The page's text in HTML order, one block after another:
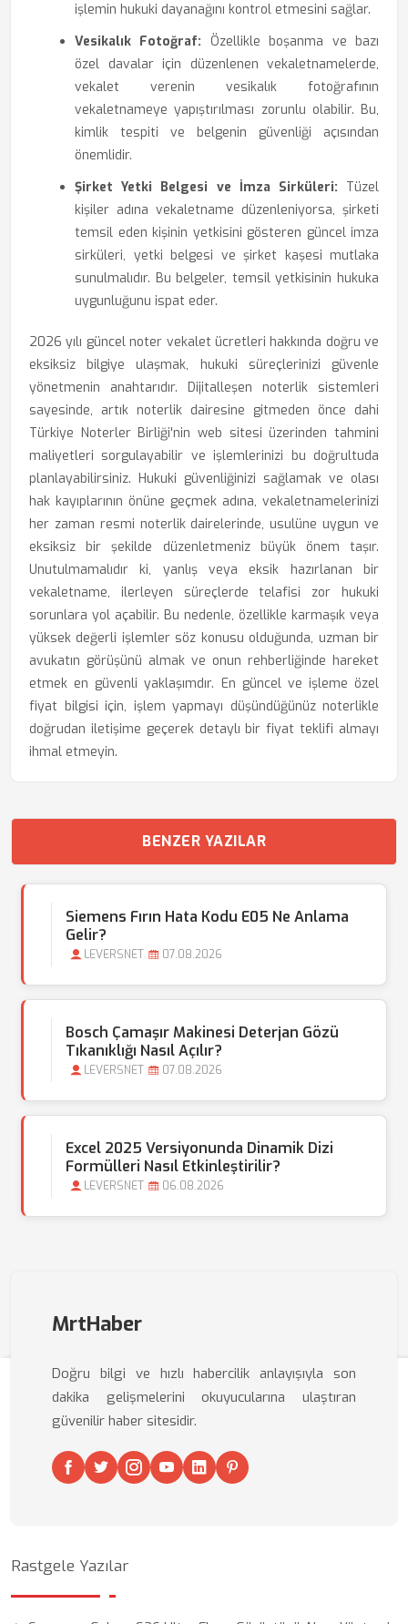
işlemin hukuki dayanağını kontrol etmesini sağlar.
Vesikalık Fotoğraf: Özellikle boşanma ve bazı
özel davalar için düzenlenen vekaletnamelerde,
vekalet verenin vesikalık fotoğrafının
vekaletnameye yapıştırılması zorunlu olabilir. Bu,
kimlik tespiti ve belgenin güvenliği açısından
önemlidir.
Şirket Yetki Belgesi ve İmza Sirküleri: Tüzel
kişiler adına vekaletname düzenleniyorsa, şirketi
temsil eden kişinin yetkisini gösteren güncel imza
sirküleri, yetki belgesi ve şirket kaşesi mutlaka
sunulmalıdır. Bu belgeler, temsil yetkisinin hukuka
uygunluğunu ispat eder.
2026 yılı güncel noter vekalet ücretleri hakkında doğru ve
eksiksiz bilgiye ulaşmak, hukuki süreçlerinizi güvenle
yönetmenin anahtarıdır. Dijitalleşen noterlik sistemleri
sayesinde, artık noterlik dairesine gitmeden önce dahi
Türkiye Noterler Birliği'nin web sitesi üzerinden tahmini
maliyetleri sorgulayabilir ve işlemlerinizi bu doğrultuda
planlayabilirsiniz. Hukuki güvenliğinizi sağlamak ve olası
hak kayıplarının önüne geçmek adına, vekaletnamelerinizi
her zaman resmi noterlik dairelerinde, usulüne uygun ve
eksiksiz bir şekilde düzenletmeniz büyük önem taşır.
Unutulmamalıdır ki, yanlış veya eksik hazırlanan bir
vekaletname, ilerleyen süreçlerde telafisi zor hukuki
sorunlara yol açabilir. Bu nedenle, özellikle karmaşık veya
yüksek değerli işlemler söz konusu olduğunda, uzman bir
avukatın görüşünü almak ve onun rehberliğinde hareket
etmek en güvenli yaklaşımdır. En güncel ve işleme özel
fiyat bilgisi için, işlem yapmayı düşündüğünüz noterlikle
doğrudan iletişime geçerek detaylı bir fiyat teklifi almayı
ihmal etmeyin.
BENZER YAZILAR
Siemens Fırın Hata Kodu E05 Ne Anlama
Gelir?
LEVERSNET 07.08.2026
Bosch Çamaşır Makinesi Deterjan Gözü
Tıkanıklığı Nasıl Açılır?
LEVERSNET 07.08.2026
Excel 2025 Versiyonunda Dinamik Dizi
Formülleri Nasıl Etkinleştirilir?
LEVERSNET 06.08.2026
MrtHaber
Doğru bilgi ve hızlı habercilik anlayışıyla son
dakika gelişmelerini okuyucularına ulaştıran
güvenilir haber sitesidir.
Rastgele Yazılar